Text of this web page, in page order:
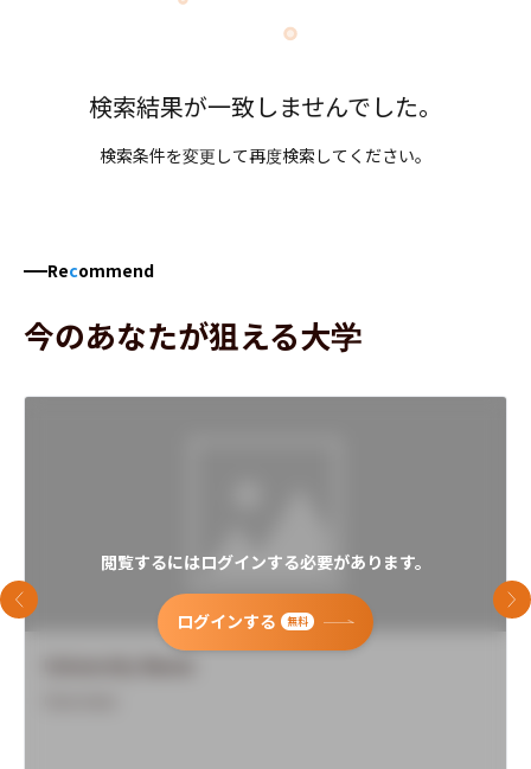
検索結果が一致しませんでした。
検索条件を変更して再度検索してください。
Recommend
今のあなたが狙える大学
閲覧するにはログインする必要があります。
ログインする 無料
前のスライド 次